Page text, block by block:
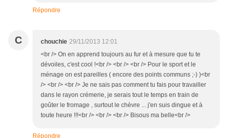
Répondre
C chouchie 29/11/2013 12:01
<br /> On en apprend toujours au fur et à mesure que tu te
dévoiles, c'est cool !<br /> <br /> <br /> Pour le sport et le
ménage on est pareilles ( encore des points communs ;-) )<br
/> <br /> <br /> Je ne sais pas comment tu fais pour travailler
dans le rayon crémerie, je serais tout le temps en train de
goûter le fromage , surtout le chèvre ... j'en suis dingue et à
toute heure !!!<br /> <br /> <br /> Bisous ma belle<br />
Répondre